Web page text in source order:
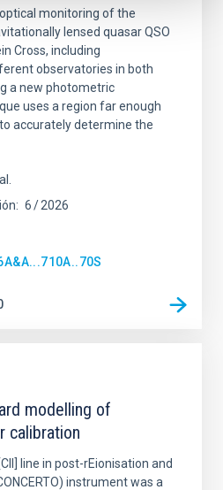
monitoring of the
lensed quasar QSO
Cross, including
observatories in both
a new photometric
uses a region far enough
accurately determine the
6 2026
modelling of
calibration
line in post-rEionisation and
instrument was a